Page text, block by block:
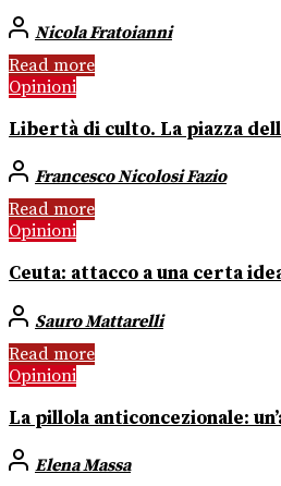
Nicola Fratoianni
Read more
Opinioni
Libertà di culto. La piazza
Francesco Nicolosi Fazio
Read more
Opinioni
Ceuta: attacco a una certa
Sauro Mattarelli
Read more
Opinioni
La pillola anticoncezionale:
Elena Massa